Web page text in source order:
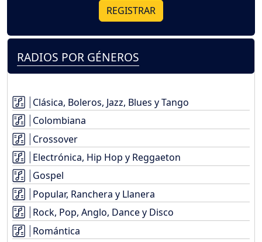
REGISTRAR
RADIOS POR GÉNEROS
Clásica, Boleros, Jazz, Blues y Tango
Colombiana
Crossover
Electrónica, Hip Hop y Reggaeton
Gospel
Popular, Ranchera y Llanera
Rock, Pop, Anglo, Dance y Disco
Romántica